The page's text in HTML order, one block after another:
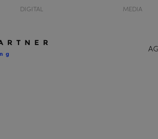
DIGITAL MEDIA